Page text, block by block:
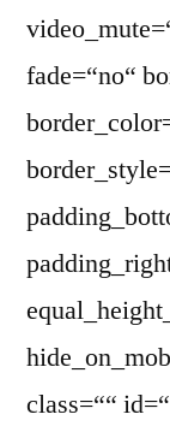
fade=“no“
class=““